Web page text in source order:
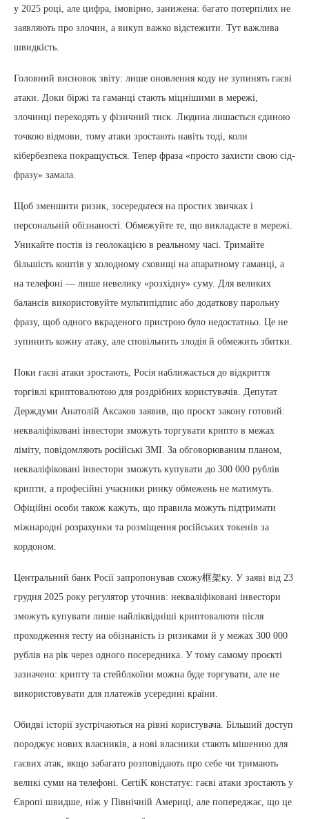
у 2025 році, але цифра, імовірно, занижена: багато потерпілих не
заявляють про злочин, а викуп важко відстежити. Тут важлива
швидкість.
Головний висновок звіту: лише оновлення коду не зупинять гаєві
атаки. Доки біржі та гаманці стають міцнішими в мережі,
злочинці переходять у фізичний тиск. Людина лишається єдиною
точкою відмови, тому атаки зростають навіть тоді, коли
кібербезпека покращується. Тепер фраза «просто захисти свою сід-
фразу» замала.
Щоб зменшити ризик, зосередьтеся на простих звичках і
персональній обізнаності. Обмежуйте те, що викладаєте в мережі.
Уникайте постів із геолокацією в реальному часі. Тримайте
більшість коштів у холодному сховищі на апаратному гаманці, а
на телефоні — лише невелику «розхідну» суму. Для великих
балансів використовуйте мультипідпис або додаткову парольну
фразу, щоб одного вкраденого пристрою було недостатньо. Це не
зупинить кожну атаку, але сповільнить злодія й обмежить збитки.
Поки гаєві атаки зростають, Росія наближається до відкриття
торгівлі криптовалютою для роздрібних користувачів. Депутат
Держдуми Анатолій Аксаков заявив, що проєкт закону готовий:
некваліфіковані інвестори зможуть торгувати крипто в межах
ліміту, повідомляють російські ЗМІ. За обговорюваним планом,
некваліфіковані інвестори зможуть купувати до 300 000 рублів
крипти, а професійні учасники ринку обмежень не матимуть.
Офіційні особи також кажуть, що правила можуть підтримати
міжнародні розрахунки та розміщення російських токенів за
кордоном.
Центральний банк Росії запропонував схожу框架ку. У заяві від 23
грудня 2025 року регулятор уточнив: некваліфіковані інвестори
зможуть купувати лише найліквідніші криптовалюти після
проходження тесту на обізнаність із ризиками й у межах 300 000
рублів на рік через одного посередника. У тому самому проєкті
зазначено: крипту та стейблкоїни можна буде торгувати, але не
використовувати для платежів усередині країни.
Обидві історії зустрічаються на рівні користувача. Більший доступ
породжує нових власників, а нові власники стають мішенню для
гаєвих атак, якщо забагато розповідають про себе чи тримають
великі суми на телефоні. CertiK констатує: гаєві атаки зростають у
Європі швидше, ніж у Північній Америці, але попереджає, що це